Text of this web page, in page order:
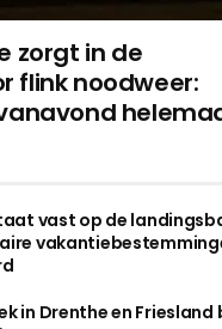
zorgt in de
flink noodweer:
vast op de
in Drenthe en Friesland